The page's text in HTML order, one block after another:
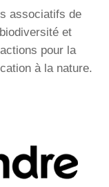
associatifs de
et
pour la
à la nature.